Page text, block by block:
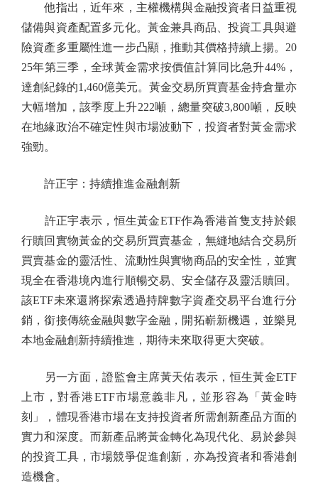
他指出，近年來，主權機構與金融投資者日益重視
儲備與資產配置多元化。黃金兼具商品、投資工具與避
險資產多重屬性進一步凸顯，推動其價格持續上揚。20
25年第三季，全球黃金需求按價值計算同比急升44%，
達創紀錄的1,460億美元。黃金交易所買賣基金持倉量亦
大幅增加，該季度上升222噸，總量突破3,800噸，反映
在地緣政治不確定性與市場波動下，投資者對黃金需求
強勁。
許正宇：持續推進金融創新
許正宇表示，恒生黃金ETF作為香港首隻支持於銀
行贖回實物黃金的交易所買賣基金，無縫地結合交易所
買賣基金的靈活性、流動性與實物商品的安全性，並實
現全在香港境內進行順暢交易、安全儲存及靈活贖回。
該ETF未來還將探索透過持牌數字資產交易平台進行分
銷，銜接傳統金融與數字金融，開拓嶄新機遇，並樂見
本地金融創新持續推進，期待未來取得更大突破。
另一方面，證監會主席黃天佑表示，恒生黃金ETF
上市，對香港ETF市場意義非凡，並形容為「黃金時
刻」，體現香港市場在支持投資者所需創新產品方面的
實力和深度。而新產品將黃金轉化為現代化、易於參與
的投資工具，市場競爭促進創新，亦為投資者和香港創
造機會。